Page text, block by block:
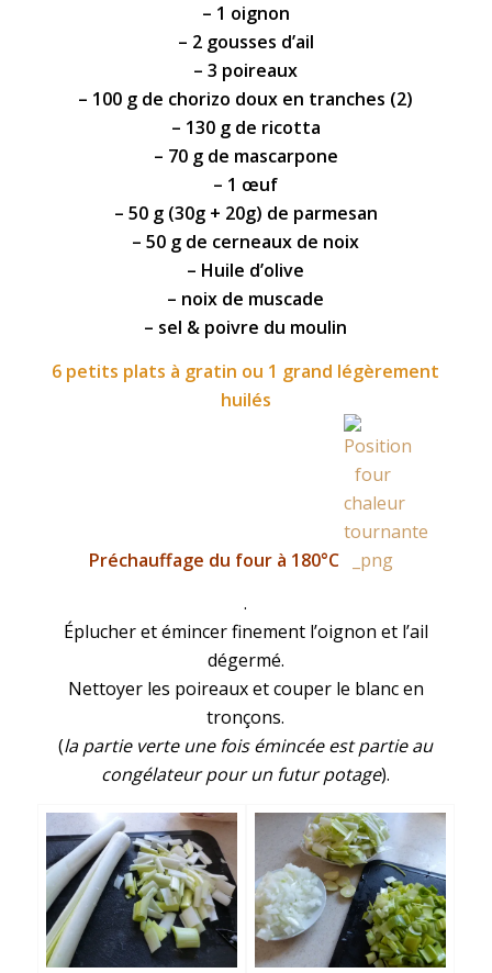
– 1 oignon
– 2 gousses d’ail
– 3 poireaux
– 100 g de chorizo doux en tranches (2)
– 130 g de ricotta
– 70 g de mascarpone
– 1 œuf
– 50 g (30g + 20g) de parmesan
– 50 g de cerneaux de noix
– Huile d’olive
– noix de muscade
– sel & poivre du moulin
6 petits plats à gratin ou 1 grand légèrement
huilés
Préchauffage du four à 180°C
.
Éplucher et émincer finement l’oignon et l’ail
dégermé.
Nettoyer les poireaux et couper le blanc en
tronçons.
(la partie verte une fois émincée est partie au
congélateur pour un futur potage).